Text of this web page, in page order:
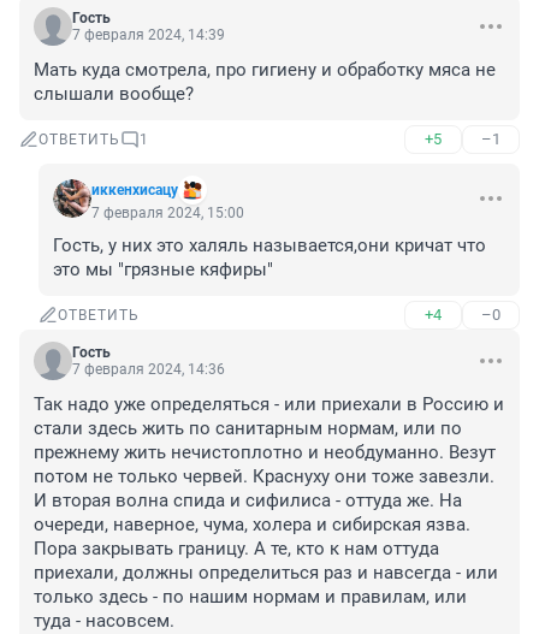
Гость
7 февраля 2024, 14:39
Мать куда смотрела, про гигиену и обработку мяса не
слышали вообще?
ОТВЕТИТЬ 1 +5 –1
иккенхисацу
7 февраля 2024, 15:00
Гость, у них это халяль называется,они кричат что
это мы "грязные кяфиры"
ОТВЕТИТЬ +4 –0
Гость
7 февраля 2024, 14:36
Так надо уже определяться - или приехали в Россию и
стали здесь жить по санитарным нормам, или по
прежнему жить нечистоплотно и необдуманно. Везут
потом не только червей. Краснуху они тоже завезли.
И вторая волна спида и сифилиса - оттуда же. На
очереди, наверное, чума, холера и сибирская язва.
Пора закрывать границу. А те, кто к нам оттуда
приехали, должны определиться раз и навсегда - или
только здесь - по нашим нормам и правилам, или
туда - насовсем.